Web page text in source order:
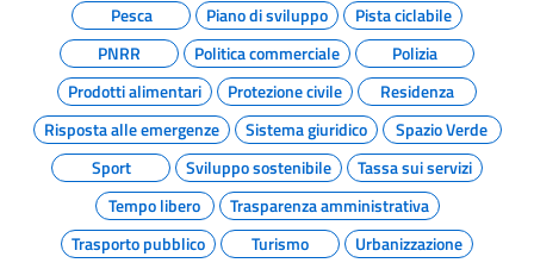
Pesca
Piano di sviluppo
Pista ciclabile
PNRR
Politica commerciale
Polizia
Prodotti alimentari
Protezione civile
Residenza
Risposta alle emergenze
Sistema giuridico
Spazio Verde
Sport
Sviluppo sostenibile
Tassa sui servizi
Tempo libero
Trasparenza amministrativa
Trasporto pubblico
Turismo
Urbanizzazione